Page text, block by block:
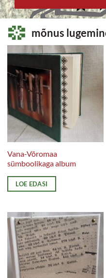
mõnus
Vana-Võromaa
sümboolikaga album
LOE EDASI